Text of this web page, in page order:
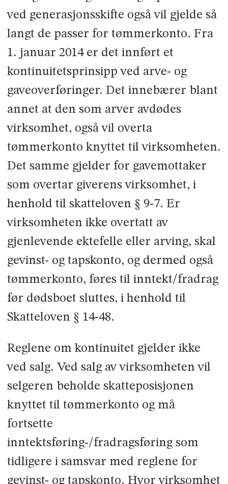
ved generasjonsskifte også vil gjelde så
langt de passer for tømmerkonto. Fra
1. januar 2014 er det innført et
kontinuitetsprinsipp ved arve- og
gaveoverføringer. Det innebærer blant
annet at den som arver avdødes
virksomhet, også vil overta
tømmerkonto knyttet til virksomheten.
Det samme gjelder for gavemottaker
som overtar giver­ens virksomhet, i
henhold til skatteloven § 9-7. Er
virksomheten ikke overtatt av
gjenlevende ektefelle eller arving, skal
gevinst- og tapskonto, og dermed også
tømmerkonto, føres til inntekt/fradrag
før dødsboet sluttes, i henhold til
Skatteloven § 14-48.
Reglene om kontinuitet gjelder ikke
ved salg. Ved salg av virksomheten vil
selgeren beholde skatteposisjonen
knyttet til tømmerkonto og må
fortsette
inntektsføring-/fradragsføring som
tidligere i samsvar med reglene for
gevinst- og tapskonto. Hvor virksomhet